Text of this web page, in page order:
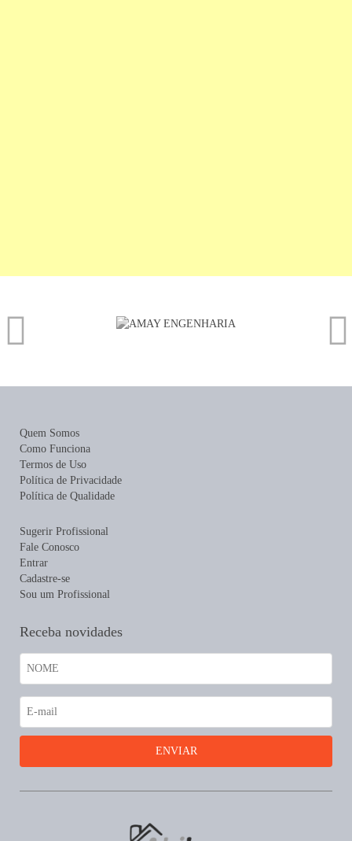
Quem Somos
Como Funciona
Termos de Uso
Política de Privacidade
Política de Qualidade
Sugerir Profissional
Fale Conosco
Entrar
Cadastre-se
Sou um Profissional
Receba novidades